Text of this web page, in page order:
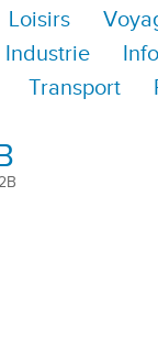
Loisirs
Industrie
Transport